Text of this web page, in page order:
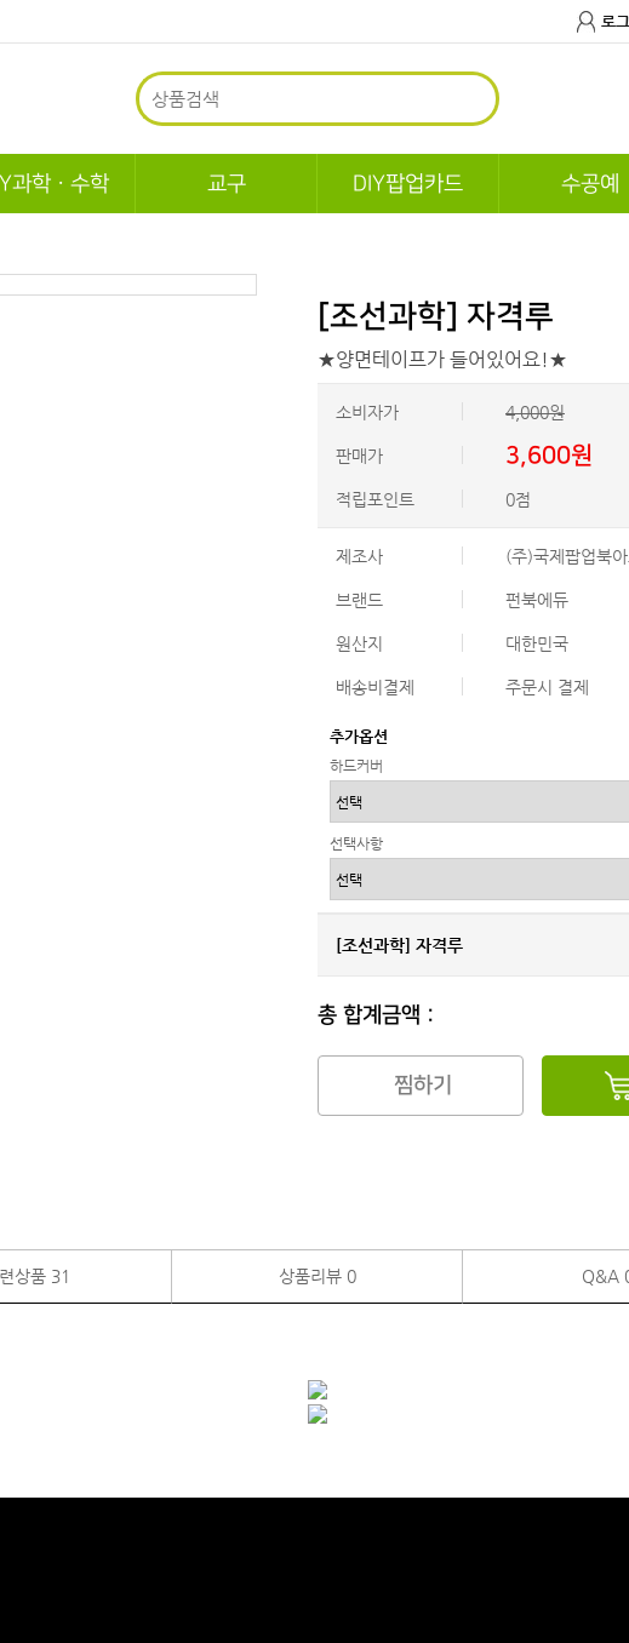
로
과학ㆍ수학 교구 DIY팝업카드 수공예
[조선과학] 자격루
★양면테이프가 들어있어요!★
소비자가 4,000원
판매가 3,600원
적립포인트 0점
제조사 (주)국제팝업북아
브랜드 펀북에듀
원산지 대한민국
배송비결제 주문시 결제
추가옵션
하드커버
선택사항
[조선과학] 자격루
총 합계금액 :
찜하기
상품 31 상품리뷰 0 Q&A